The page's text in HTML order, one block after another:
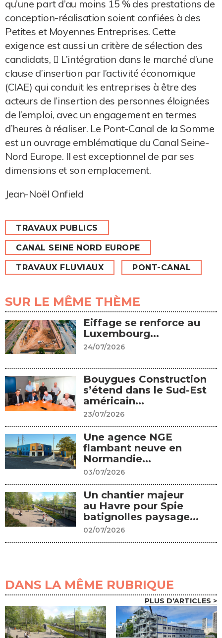
qu’une part d’au moins 15 % des prestations de
conception-réalisation soient confiées à des
Petites et Moyennes Entreprises. Cette
exigence est aussi un critère de sélection des
candidats,  L’intégration dans le marché d’une
clause d’insertion par l’activité économique
(CIAE) qui conduit les entreprises à être des
acteurs de l’insertion des personnes éloignées
de l’emploi, avec un engagement en termes
d’heures à réaliser. Le Pont-Canal de la Somme
est un ouvrage emblématique du Canal Seine-
Nord Europe. Il est exceptionnel de par ses
dimensions et son emplacement.
Jean-Noël Onfield
TRAVAUX PUBLICS
CANAL SEINE NORD EUROPE
TRAVAUX FLUVIAUX PONT-CANAL
SUR LE MÊME THÈME
Eiffage se renforce au
Luxembourg...
24/07/2026
Bouygues Construction
s’étend dans le Sud-Est
américain...
23/07/2026
Une agence NGE
flambant neuve en
Normandie...
03/07/2026
Un chantier majeur
au Havre pour Spie
batignolles paysage...
02/07/2026
DANS LA MÊME RUBRIQUE
PLUS D'ARTICLES >